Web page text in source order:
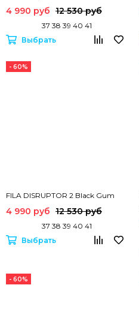
4 990 руб 12 530 руб
37 38 39 40 41
Выбрать
- 60%
FILA DISRUPTOR 2 Black Gum
4 990 руб 12 530 руб
37 38 39 40 41
Выбрать
- 60%